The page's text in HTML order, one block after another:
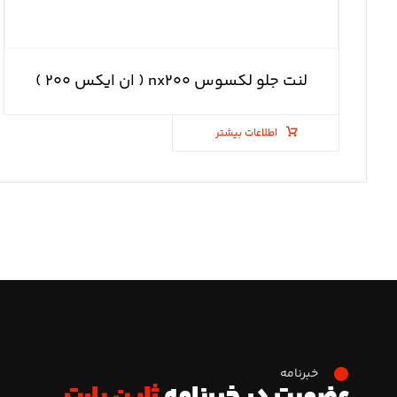
لنت جلو لکسوس nx۲۰۰ ( ان ایکس ۲۰۰ )
اطلاعات بیشتر
خبرنامه